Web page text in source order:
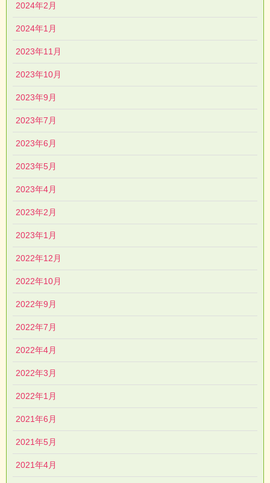
2024年2月
2024年1月
2023年11月
2023年10月
2023年9月
2023年7月
2023年6月
2023年5月
2023年4月
2023年2月
2023年1月
2022年12月
2022年10月
2022年9月
2022年7月
2022年4月
2022年3月
2022年1月
2021年6月
2021年5月
2021年4月